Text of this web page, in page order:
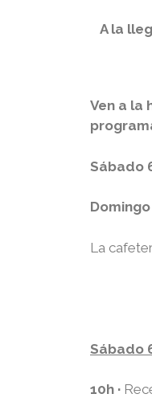
A la
Ven a la
Sábado
Domingo
La
Sábado
10h ·